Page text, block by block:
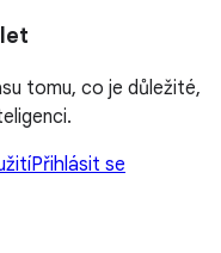
tomu, co je důležité,
Přihlásit se